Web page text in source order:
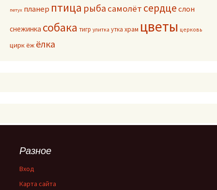
петух планер птица рыба самолёт сердцеслон
снежинка собака тигр улитка утка храм цветы церковь
циркёж ёлка
Разное
Вход
Карта сайта